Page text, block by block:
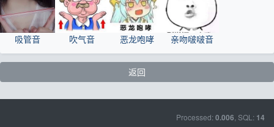
吸管音 吹气音 恶龙咆哮 亲吻啵啵音
返回
Processed: 0.006 , SQL: 14